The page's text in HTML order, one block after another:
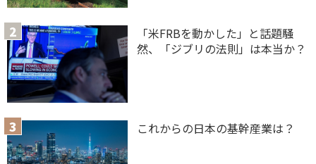
「米FRBを動かした」と話題騒
然、「ジブリの法則」は本当か？
これからの日本の基幹産業は？